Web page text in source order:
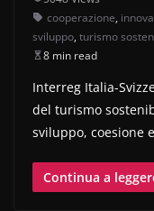
cooperazione,
sviluppo, turismo
8 min read
Interreg Italia-
del turismo
sviluppo, coesione
Continua a